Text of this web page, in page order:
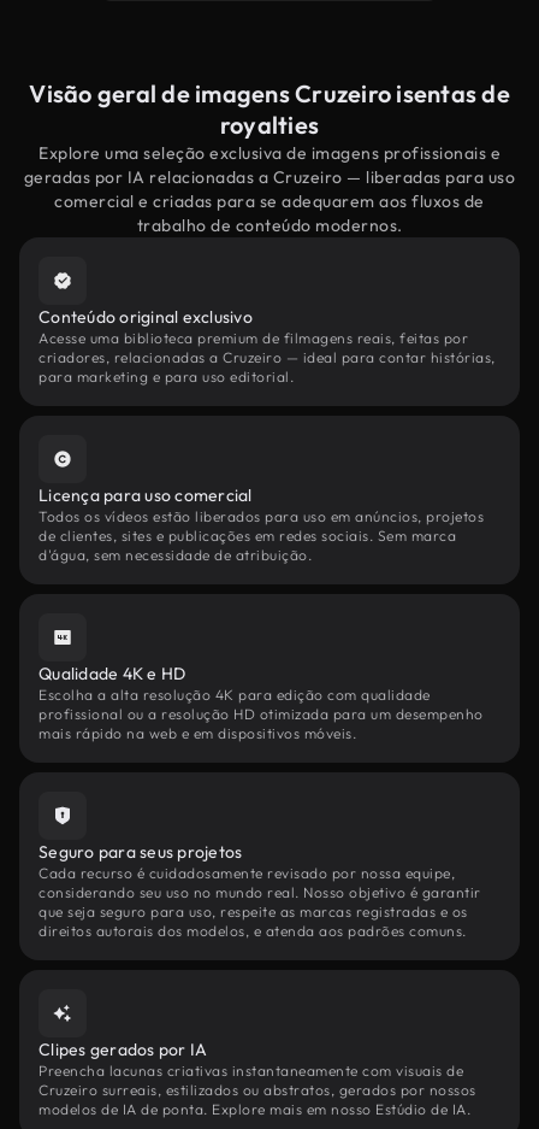
Visão geral de imagens Cruzeiro isentas de
royalties
Explore uma seleção exclusiva de imagens profissionais e
geradas por IA relacionadas a Cruzeiro — liberadas para uso
comercial e criadas para se adequarem aos fluxos de
trabalho de conteúdo modernos.
Conteúdo original exclusivo
Acesse uma biblioteca premium de filmagens reais, feitas por
criadores, relacionadas a Cruzeiro — ideal para contar histórias,
para marketing e para uso editorial.
Licença para uso comercial
Todos os vídeos estão liberados para uso em anúncios, projetos
de clientes, sites e publicações em redes sociais. Sem marca
d'água, sem necessidade de atribuição.
Qualidade 4K e HD
Escolha a alta resolução 4K para edição com qualidade
profissional ou a resolução HD otimizada para um desempenho
mais rápido na web e em dispositivos móveis.
Seguro para seus projetos
Cada recurso é cuidadosamente revisado por nossa equipe,
considerando seu uso no mundo real. Nosso objetivo é garantir
que seja seguro para uso, respeite as marcas registradas e os
direitos autorais dos modelos, e atenda aos padrões comuns.
Clipes gerados por IA
Preencha lacunas criativas instantaneamente com visuais de
Cruzeiro surreais, estilizados ou abstratos, gerados por nossos
modelos de IA de ponta. Explore mais em nosso Estúdio de IA.